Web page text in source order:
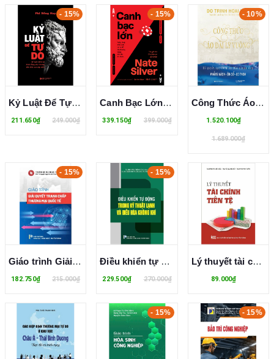
- 15%
Kỷ Luật Để Tự Do - Kỷ Luật Chính Là Hành Động Yêu Thương Bản Thân Cao Cấp Nhất - Phi Hồng Huy
211.650₫ 249.000₫
- 15%
Canh Bạc Lớn - Nghệ Thuật Kiểm Soát Rủi Ro Để Thành Công Trong Thời Đại Bất Định - Nate Silver
339.150₫ 399.000₫
- 10%
Công Thức Áo Dài Ly Vuông (Bìa Cứng) - Đỗ Trịnh Hoài Nam
1.520.100₫
1.689.000₫
- 15%
Giáo trình Giải quyết tranh chấp thương mại quốc tế
182.750₫ 215.000₫
- 15%
Điều khiển tự động trong kỹ thuật lạnh và điều hoà không khí - TS. Đinh Văn Thành
229.500₫ 270.000₫
Lý thuyết tài chính tiền tệ
89.000₫
- 15% - 15%